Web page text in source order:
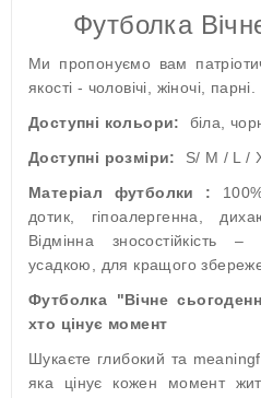
Футболка
Ми пропонуємо вам
якості - чоловічі, жіночі, парні.
Доступні кольори:
біла,
Доступні розміри:
S/ M / L /
Матеріал футболки :
дотик, гіпоалергенна,
Відмінна зносостійкість
усадкою, для кращого
Футболка "Вічне
хто цінує момент
Шукаєте глибокий та
яка цінує кожен момент